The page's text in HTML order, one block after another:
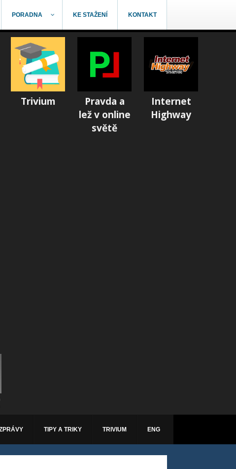
PORADNA KE STAŽENÍ KONTAKT
Trivium
Pravda a
lež v online
světě
Internet
Highway
TIPY A TRIKY TRIVIUM ENG